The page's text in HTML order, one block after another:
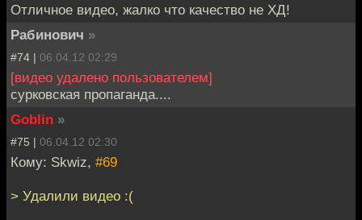
Отличное видео, жалко что качество не ХД!
Рабинович »
#74 | 06.04.12 02:29
[видео удалено пользователем]
сурковская пропаганда....
Goblin »
#75 | 06.04.12 02:30
Кому: Skwiz, #69
> Удалили видео :(